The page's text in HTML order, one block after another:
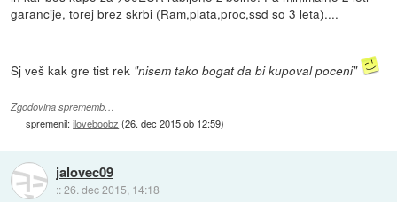
garancije, torej brez skrbi (Ram,plata,proc,ssd so 3 leta)....
Sj veš kak gre tist rek "nisem tako bogat da bi kupoval poceni"
Zgodovina sprememb…
spremenil:iloveboobz (26. dec 2015 ob 12:59)
jalovec09
::26. dec 2015, 14:18